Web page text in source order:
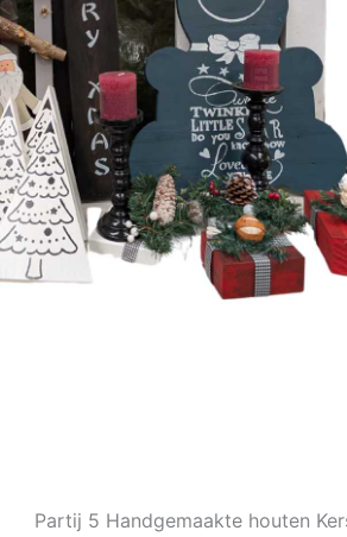
Partij 5 Handgemaakte houten